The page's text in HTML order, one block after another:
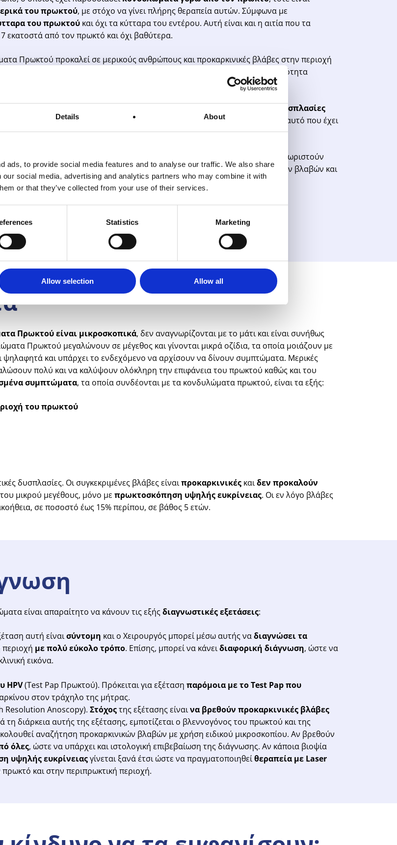
Details About
ads, to provide social media features and to analyse our traffic. We also share
social media, advertising and analytics partners who may combine it with
or that they’ve collected from your use of their services.
Statistics Marketing
Allow selection Allow all
του πρωκτού, με στόχο να γίνει πλήρης θεραπεία αυτών. Σύμφωνα με
του πρωκτού και όχι τα κύτταρα του εντέρου. Αυτή είναι και η αιτία που τα
από τον πρωκτό και όχι βαθύτερα.
Πρωκτού προκαλεί σε μερικούς ανθρώπους και προκαρκινικές βλάβες στην περιοχή
δεν γίνει αντιμετώπιση αυτών, τότε μπορεί σε βάθος πενταετίας και με πιθανότητα
σχετικά εύκολα να διαγνωστούν μέσα από απλή πρωκτοσκόπηση, οι
δυσπλασίες
τρόπο, επειδή είναι μικροσκοπικές βλάβες και έχουν χρώμα παρόμοιο με αυτό που έχει
να κάνουν
ώστε να αναγνωριστούν
μπορούν να χρησιμοποιηθούν για την αναγνώριση μεγαλύτερων βλαβών και
τον ιό HPV.
για κονδυλώματα και στο στόμα, στο πέος και στο αιδοίο, όταν υπάρχουν
Πρωκτούείναι μικροσκοπικά, δεν αναγνωρίζονται με το μάτι και είναι συνήθως
Πρωκτού μεγαλώνουν σε μέγεθος και γίνονται μικρά οζίδια, τα οποία μοιάζουν με
ψηλαφητά και υπάρχει το ενδεχόμενο να αρχίσουν να δίνουν συμπτώματα. Μερικές
πολύ και να καλύψουν ολόκληρη την επιφάνεια του πρωκτού καθώς και του
συμπτώματα, τα οποία συνδέονται με τα κονδυλώματα πρωκτού, είναι τα εξής:
του πρωκτού
δυσπλασίες. Οι συγκεκριμένες βλάβες είναιπροκαρκινικές καιδεν προκαλούν
μικρού μεγέθους, μόνο με πρωκτοσκόπηση υψηλής ευκρίνειας. Οι εν λόγο βλάβες
σε ποσοστό έως 15% περίπου, σε βάθος 5 ετών.
είναι απαραίτητο να κάνουν τις εξήςδιαγνωστικές εξετάσεις:
αυτή είναισύντομη και ο Χειρουργός μπορεί μέσω αυτής ναδιαγνώσει τα
με πολύ εύκολο τρόπο. Επίσης, μπορεί να κάνειδιαφορική διάγνωση, ώστε να
εικόνα.
HPV(Test Pap Πρωκτού). Πρόκειται για εξέταση παρόμοια με το Test Pap που
στον τράχηλο της μήτρας.
Resolution Anoscopy). Στόχοςτης εξέτασης είναινα βρεθούν προκαρκινικές βλάβες
τη διάρκεια αυτής της εξέτασης, εμποτίζεται ο βλεννογόνος του πρωκτού και της
αναζήτηση προκαρκινικών βλαβών με χρήση ειδικού μικροσκοπίου. Αν βρεθούν
όλες, ώστε να υπάρχει και ιστολογική επιβεβαίωση της διάγνωσης. Αν κάποια βιοψία
υψηλής ευκρίνειαςγίνεται ξανά έτσι ώστε να πραγματοποιηθείθεραπεία με Laser
και στην περιπρωκτική περιοχή.